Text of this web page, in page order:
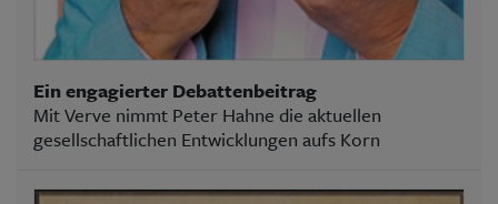
Ein engagierter Debattenbeitrag
Mit Verve nimmt Peter Hahne die aktuellen
gesellschaftlichen Entwicklungen aufs Korn